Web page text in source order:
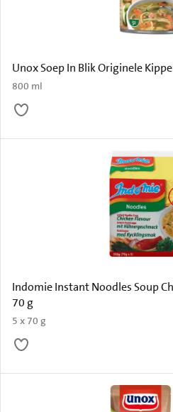
Unox Soep In Blik Originele
800 ml
Indomie Instant Noodles Soup
70 g
5 x 70 g